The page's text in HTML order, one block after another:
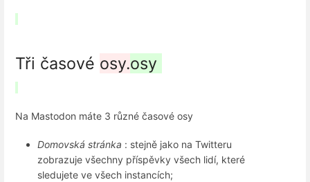
Tři časové osy.osy
Na Mastodon máte 3 různé časové osy
Domovská stránka : stejně jako na Twitteru
zobrazuje všechny příspěvky všech lidí, které
sledujete ve všech instancích;